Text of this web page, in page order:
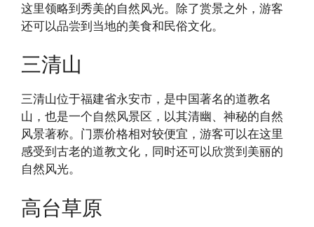
这里领略到秀美的自然风光。除了赏景之外，游客
还可以品尝到当地的美食和民俗文化。
三清山
三清山位于福建省永安市，是中国著名的道教名
山，也是一个自然风景区，以其清幽、神秘的自然
风景著称。门票价格相对较便宜，游客可以在这里
感受到古老的道教文化，同时还可以欣赏到美丽的
自然风光。
高台草原